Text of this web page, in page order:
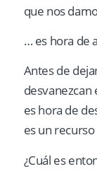
que nos
… es hora de
Antes de
desvanezcan
es hora de
es un
¿Cuál es